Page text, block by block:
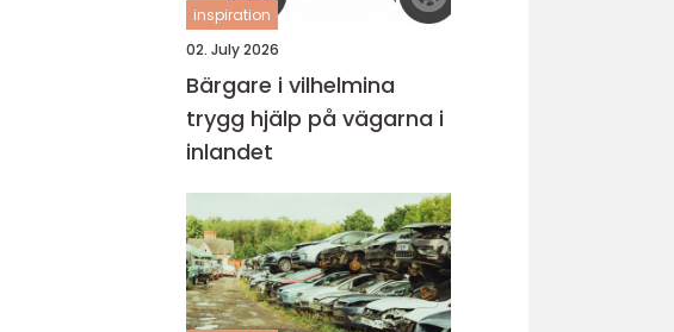
inspiration
02. July 2026
Bärgare i vilhelmina
trygg hjälp på vägarna i
inlandet